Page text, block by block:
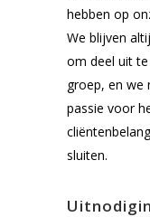
hebben op
We blijven
om deel uit
groep, en we
passie voor
sluiten.